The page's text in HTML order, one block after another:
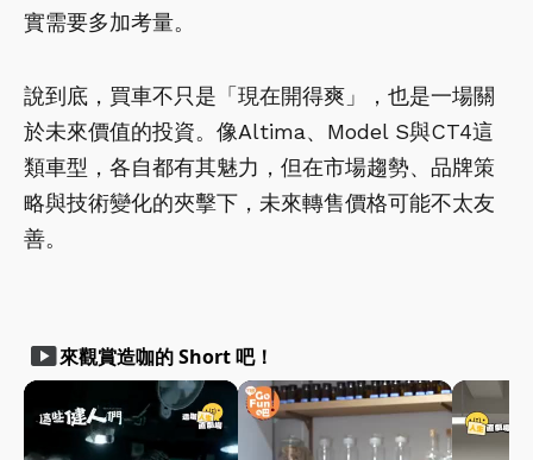
實需要多加考量。
說到底，買車不只是「現在開得爽」，也是一場關
於未來價值的投資。像Altima、Model S與CT4這
類車型，各自都有其魅力，但在市場趨勢、品牌策
略與技術變化的夾擊下，未來轉售價格可能不太友
善。
smart_display來觀賞造咖的 Short 吧！